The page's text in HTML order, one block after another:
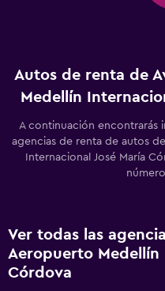
Autos de renta de
Medellín
A continuación encontrarás
agencias de renta de autos
Internacional José María
Ver todas las
Aeropuerto Medellín
Córdova